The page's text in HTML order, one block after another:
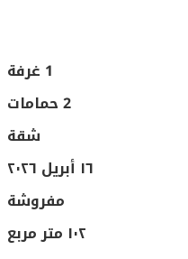
1 غرفة
2 حمامات
شقة
١٦ أبريل ٢٠٢٦
مفروشة
١٠٢ متر مربع